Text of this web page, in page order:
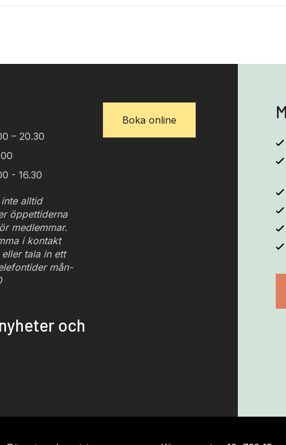
– 20.30
- 16.30
alltid
öppettiderna
medlemmar.
i kontakt
tala in ett
mån-
Boka online
och